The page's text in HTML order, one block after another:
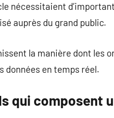
nécessitaient
auprès du grand public.
la manière dont les
en temps réel.
qui composent